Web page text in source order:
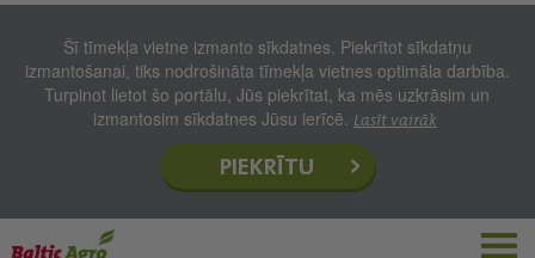
Šī tīmekļa vietne izmanto sīkdatnes. Piekrītot sīkdatņu
izmantošanai, tiks nodrošināta tīmekļa vietnes optimāla darbība.
Turpinot lietot šo portālu, Jūs piekrītat, ka mēs uzkrāsim un
izmantosim sīkdatnes Jūsu ierīcē. Lasīt vairāk
PIEKRĪTU